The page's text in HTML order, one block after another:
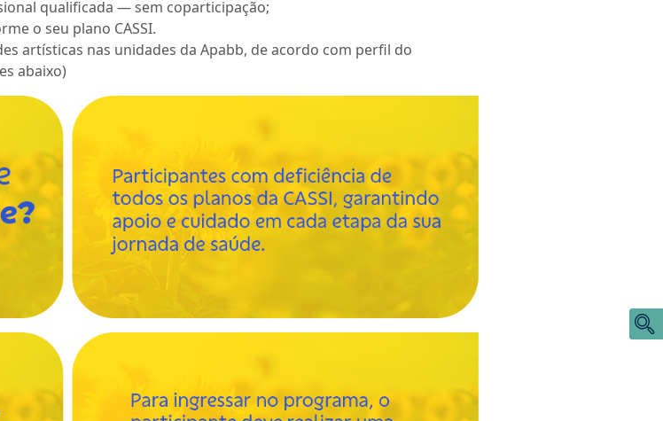
qualificada — sem coparticipação;
o seu plano CASSI.
artísticas nas unidades da Apabb, de acordo com perfil do
abaixo)